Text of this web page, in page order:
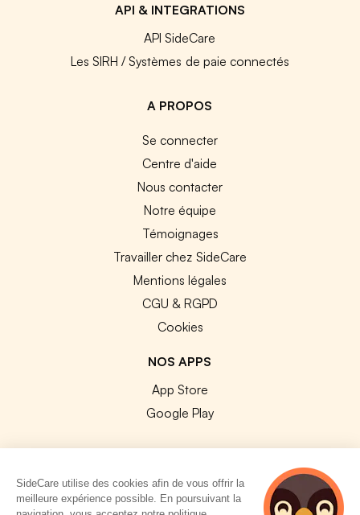
API & INTEGRATIONS
API SideCare
Les SIRH / Systèmes de paie connectés
A PROPOS
Se connecter
Centre d'aide
Nous contacter
Notre équipe
Témoignages
Travailler chez SideCare
Mentions légales
CGU & RGPD
Cookies
NOS APPS
App Store
Google Play
SideCare utilise des cookies afin de vous offrir la
meilleure expérience possible. En poursuivant la